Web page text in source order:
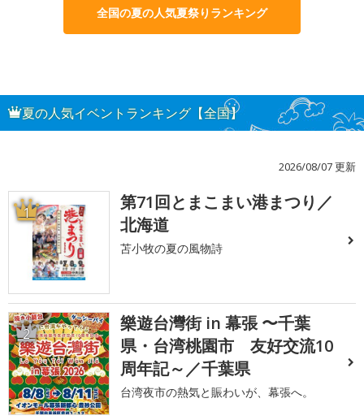
全国の夏の人気夏祭りランキング
夏の人気イベントランキング【全国】
2026/08/07 更新
1
第71回とまこまい港まつり／
北海道
苫小牧の夏の風物詩
2
樂遊台灣街 in 幕張 〜千葉
県・台湾桃園市 友好交流10
周年記～／千葉県
台湾夜市の熱気と賑わいが、幕張へ。